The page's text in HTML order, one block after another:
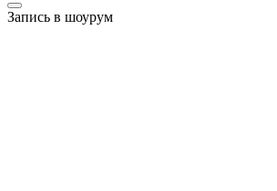
Запись в шоурум